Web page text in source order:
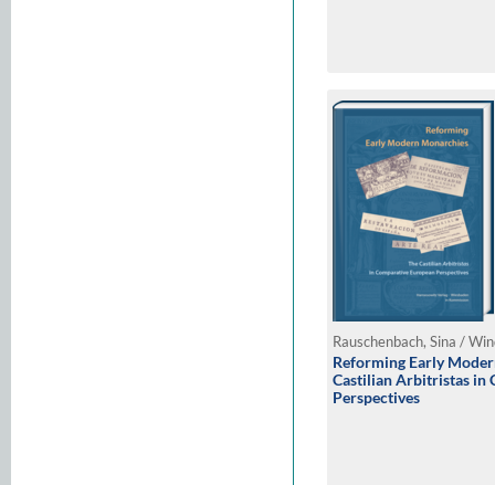
Rauschenbach, Sina /
Reforming Early
Castilian Arbitristas in
Perspectives